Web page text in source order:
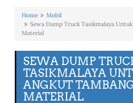
Home
Mobil
Sewa Dump Truck Tasikmalaya
Material
SEWA DUMP
TASIKMALAYA
ANGKUT
MATERIAL